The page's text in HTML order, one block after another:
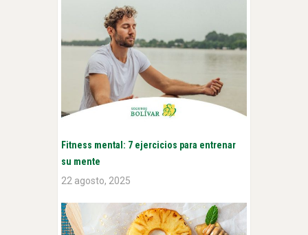
Fitness mental: 7 ejercicios para entrenar
su mente
22 agosto, 2025